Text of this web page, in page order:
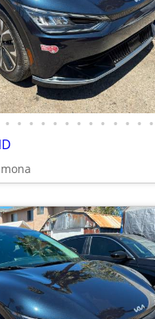
• • • • • • • • • • • • •